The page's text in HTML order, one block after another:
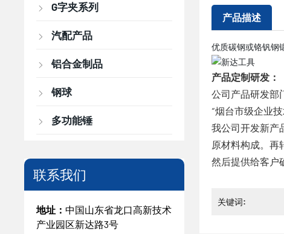
G字夹系列
汽配产品
铝合金制品
钢球
多功能锤
联系我们
地址：中国山东省龙口高新技术
产业园区新达路3号
产品描述
优质碳钢或铬钒钢
产品定制研发：
公司产品研发部
“烟台市级企业技
我公司开发新产
原材料构成。再
然后提供给客户
关键词: